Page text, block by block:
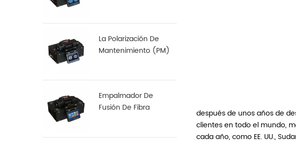
La Polarización De
Mantenimiento (PM)
Empalmador De
Fusión De Fibra
después de unos años de
clientes en todo el mundo,
cada año, como EE. UU.,